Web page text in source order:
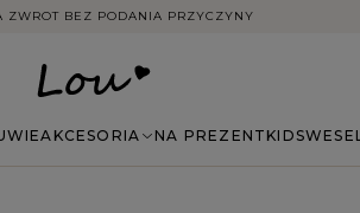
ZWROT BEZ PODANIA PRZYCZYNY
AKCESORIA NA PREZENT KIDS